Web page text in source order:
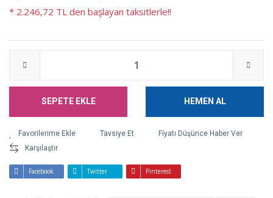
* 2.246,72 TL den başlayan taksitlerle!!
SEPETE EKLE HEMEN AL
Tavsiye Et
Fiyatı Düşünce Haber Ver
Karşılaştır
Facebook Twitter Pinterest